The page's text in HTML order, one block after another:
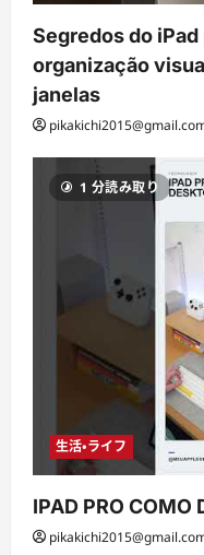
Segredos do
organização
janelas
1 分読み取り
生活・ライフ
IPAD PRO COMO